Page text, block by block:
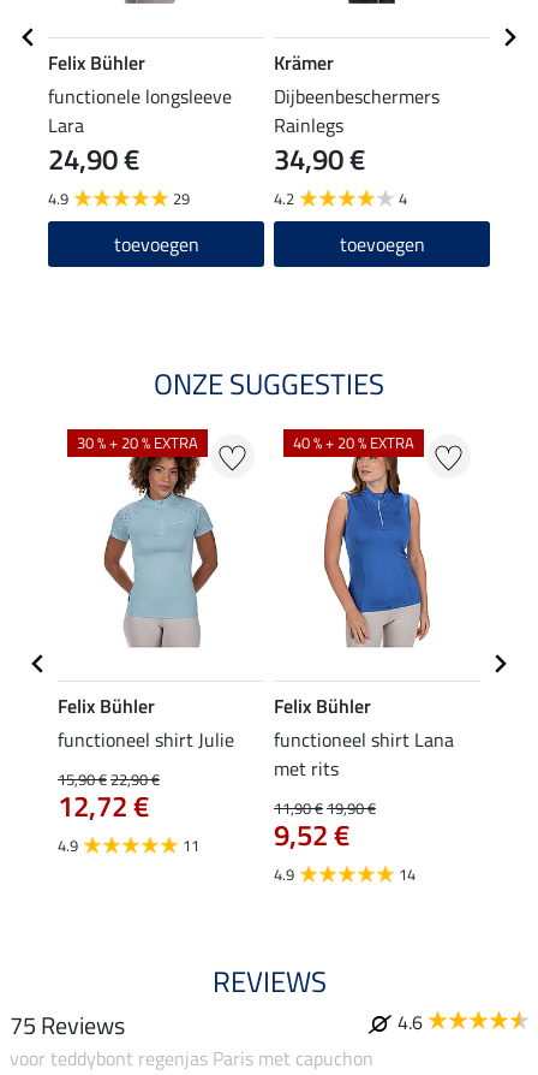
Felix Bühler
functionele longsleeve
Lara
24,90 €
4.9 29
toevoegen
Krämer
Dijbeenbeschermers
Rainlegs
34,90 €
4.2 4
toevoegen
ONZE SUGGESTIES
30 % + 20 % EXTRA
Felix Bühler
functioneel shirt Julie
15,90 €22,90 €
12,72 €
4.9 11
40 % + 20 % EXTRA
Felix Bühler
functioneel shirt Lana
met rits
11,90 €19,90 €
9,52 €
4.9 14
REVIEWS
75 Reviews
4.6
voor teddybont regenjas Paris met capuchon